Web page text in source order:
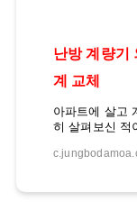
난방 계량기
계 교체
아파트에 살고
히 살펴보신 적
경우를 발견하